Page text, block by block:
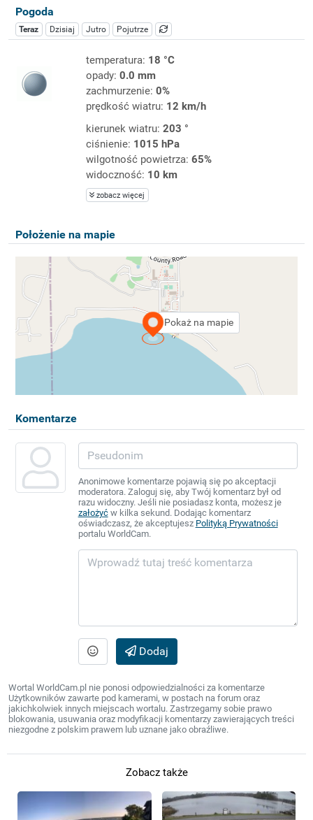
Pogoda
Teraz Dzisiaj Jutro Pojutrze
temperatura: 18 °C
opady: 0.0 mm
zachmurzenie: 0%
prędkość wiatru: 12 km/h
kierunek wiatru: 203 °
ciśnienie: 1015 hPa
wilgotność powietrza: 65%
widoczność: 10 km
zobacz więcej
Położenie na mapie
Pokaż na mapie
Komentarze
Anonimowe komentarze pojawią się po akceptacji
moderatora. Zaloguj się, aby Twój komentarz był od
razu widoczny. Jeśli nie posiadasz konta, możesz je
założyćw kilka sekund. Dodając komentarz
oświadczasz, że akceptujesz Polityką Prywatności
portalu WorldCam.
Dodaj
Wortal WorldCam.pl nie ponosi odpowiedzialności za komentarze
Użytkowników zawarte pod kamerami, w postach na forum oraz
jakichkolwiek innych miejscach wortalu. Zastrzegamy sobie prawo
blokowania, usuwania oraz modyfikacji komentarzy zawierających treści
niezgodne z polskim prawem lub uznane jako obraźliwe.
Zobacz także